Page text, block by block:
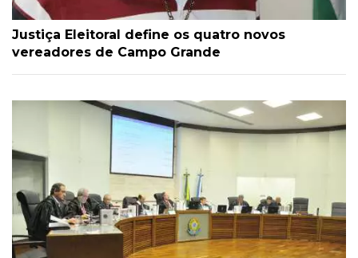
Justiça Eleitoral define os quatro novos
vereadores de Campo Grande